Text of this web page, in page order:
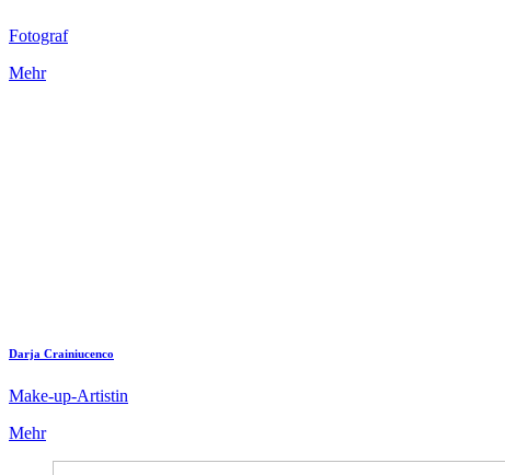
Fotograf
Mehr
Darja Crainiucenco
Make-up-Artistin
Mehr